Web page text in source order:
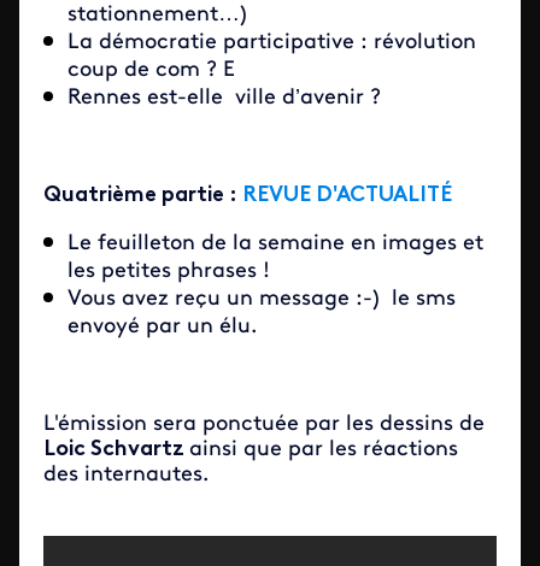
stationnement…)
La démocratie participative : révolution
coup de com ? E
Rennes est-elle ville d’avenir ?
Quatrième partie : REVUE D'ACTUALITÉ
Le feuilleton de la semaine en images et
les petites phrases !
Vous avez reçu un message :-) le sms
envoyé par un élu.
L'émission sera ponctuée par les dessins de
Loic Schvartz ainsi que par les réactions
des internautes.